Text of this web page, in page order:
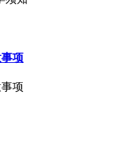
项
项